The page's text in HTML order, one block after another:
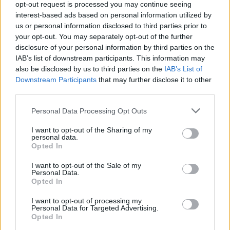
opt-out request is processed you may continue seeing
interest-based ads based on personal information utilized by
us or personal information disclosed to third parties prior to
your opt-out. You may separately opt-out of the further
disclosure of your personal information by third parties on the
IAB’s list of downstream participants. This information may
also be disclosed by us to third parties on the IAB’s List of
Downstream Participants that may further disclose it to other
Personal Data Processing Opt Outs
I want to opt-out of the Sharing of my
personal data.
Opted In
I want to opt-out of the Sale of my
Personal Data.
Opted In
I want to opt-out of processing my
Personal Data for Targeted Advertising.
Opted In
ОСТАНУВААТ БЕЗ ЗАЛИХИ
Топлотниот бран пристигнува и
во Москва
Ахмети кажа што го мачи:
СЛУШАМ, САКААТ ДА СЕ СУДИ
ИСТОРИСКО ОБЕДИНУВАЊЕ НА
МАКЕДОНЦИТЕ ВО СРБИЈА:
УЛЦИЊ Е АЛБАНСКИ, ЌЕ ГО
ОСЛОБОДИМЕ- Скандалозна